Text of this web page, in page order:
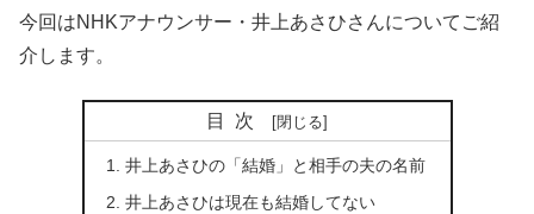
今回はNHKアナウンサー・井上あさひさんについてご紹
介します。
目次
井上あさひの「結婚」と相手の夫の名前
井上あさひは現在も結婚してない